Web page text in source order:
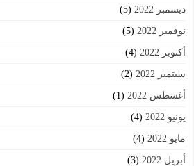
ديسمبر 2022 (5)
نوفمبر 2022 (5)
أكتوبر 2022 (4)
سبتمبر 2022 (2)
أغسطس 2022 (1)
يونيو 2022 (4)
مايو 2022 (4)
أبريل 2022 (3)